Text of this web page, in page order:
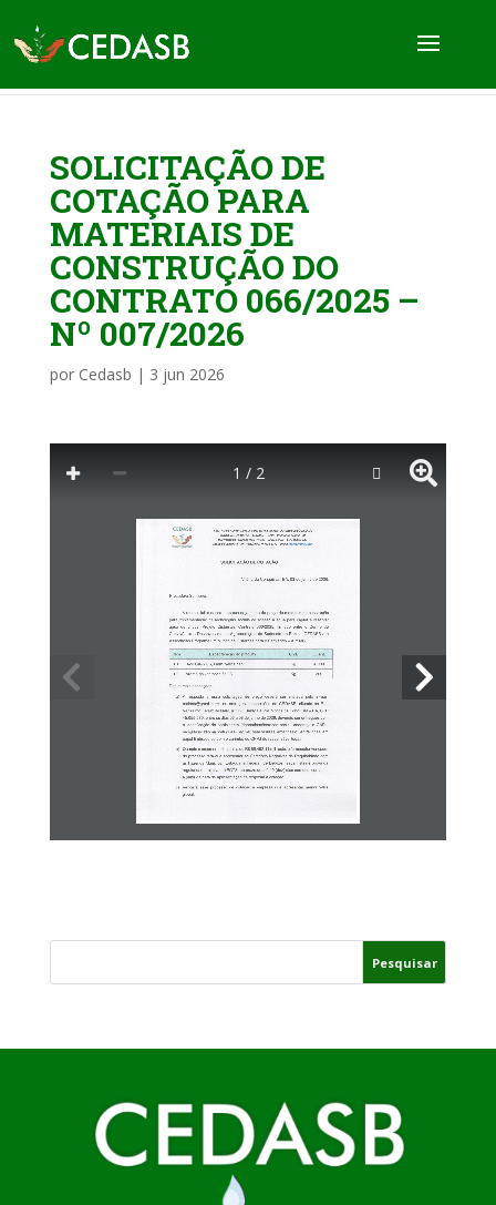
SOLICITAÇÃO DE
COTAÇÃO PARA
MATERIAIS DE
CONSTRUÇÃO DO
CONTRATO 066/2025 –
Nº 007/2026
por Cedasb | 3 jun 2026
1 / 2